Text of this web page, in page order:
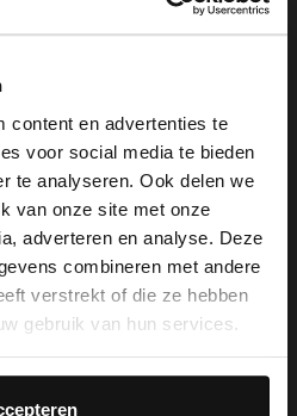
content en advertenties te
voor social media te bieden
te analyseren. Ook delen we
van onze site met onze
adverteren en analyse. Deze
combineren met andere
verstrekt of die ze hebben
gebruik van hun services.
×
in English?
isn't Dutch. Would